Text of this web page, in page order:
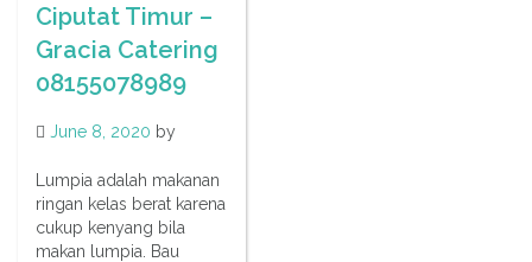
Ciputat Timur –
Gracia Catering
08155078989
June 8, 2020 by
Lumpia adalah makanan
ringan kelas berat karena
cukup kenyang bila
makan lumpia. Bau